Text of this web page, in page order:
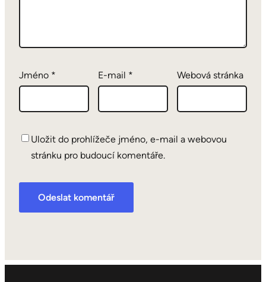
Jméno * E-mail * Webová stránka
Uložit do prohlížeče jméno, e-mail a webovou
stránku pro budoucí komentáře.